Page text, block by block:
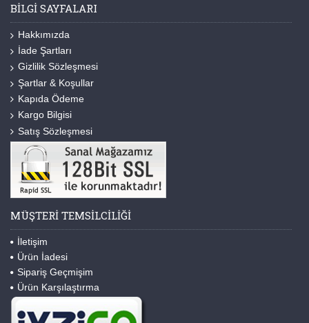
BILGI SAYFALARI
Hakkımızda
İade Şartları
Gizlilik Sözleşmesi
Şartlar & Koşullar
Kapıda Ödeme
Kargo Bilgisi
Satış Sözleşmesi
MÜŞTERI TEMSILCILIĞI
İletişim
Ürün İadesi
Sipariş Geçmişim
Ürün Karşılaştırma